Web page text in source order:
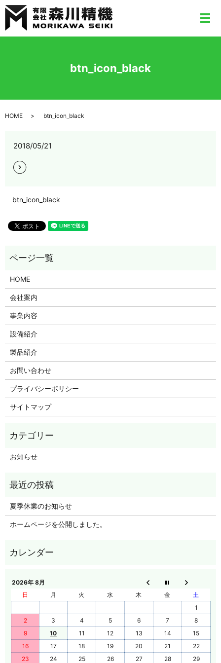
メ
btn_icon_black
HOME btn_icon_black
2018/05/21
btn_icon_black
HOME
会社案内
事業内容
設備紹介
製品紹介
お問い合わせ
プライバシーポリシー
サイトマップ
お知らせ
夏季休業のお知らせ
ホームページを公開しました。
2026年 8月
日
月 火 水 木 金
土
1
2
3 4 5 6 7
8
9
10 11 12 13 14
15
16
17 18 19 20 21
22
23
24 25 26 27 28 29